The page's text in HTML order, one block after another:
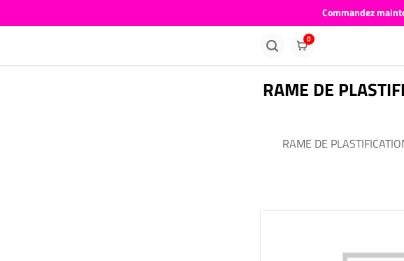
Commandez
0
(IMP) RAME DE